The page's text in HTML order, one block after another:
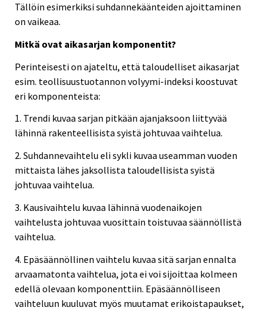
Tällöin esimerkiksi suhdannekäänteiden ajoittaminen
on vaikeaa.
Mitkä ovat aikasarjan komponentit?
Perinteisesti on ajateltu, että taloudelliset aikasarjat
esim. teollisuustuotannon volyymi-indeksi koostuvat
eri komponenteista:
1. Trendi kuvaa sarjan pitkään ajanjaksoon liittyvää
lähinnä rakenteellisista syistä johtuvaa vaihtelua.
2. Suhdannevaihtelu eli sykli kuvaa useamman vuoden
mittaista lähes jaksollista taloudellisista syistä
johtuvaa vaihtelua.
3. Kausivaihtelu kuvaa lähinnä vuodenaikojen
vaihtelusta johtuvaa vuosittain toistuvaa säännöllistä
vaihtelua.
4. Epäsäännöllinen vaihtelu kuvaa sitä sarjan ennalta
arvaamatonta vaihtelua, jota ei voi sijoittaa kolmeen
edellä olevaan komponenttiin. Epäsäännölliseen
vaihteluun kuuluvat myös muutamat erikoistapaukset,